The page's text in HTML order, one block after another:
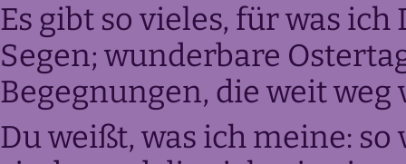
Es gibt so vieles, für was
Segen; wunderbare
Begegnungen, die weit
Du weißt, was ich meine: